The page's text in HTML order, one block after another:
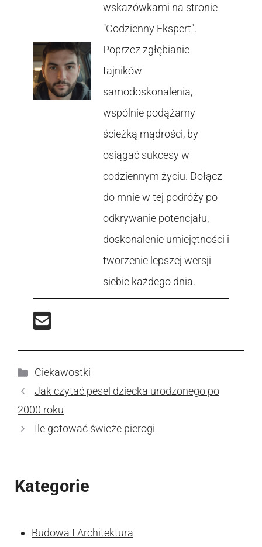
wskazówkami na stronie
"Codzienny Ekspert".
Poprzez zgłębianie
tajników
samodoskonalenia,
wspólnie podążamy
ścieżką mądrości, by
osiągać sukcesy w
codziennym życiu. Dołącz
do mnie w tej podróży po
odkrywanie potencjału,
doskonalenie umiejętności i
tworzenie lepszej wersji
siebie każdego dnia.
Kategorie
Ciekawostki
Jak czytać pesel dziecka urodzonego po
2000 roku
Ile gotować świeże pierogi
Kategorie
Budowa I Architektura